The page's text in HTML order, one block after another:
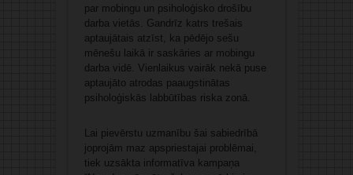
par mobingu un psiholoģisko drošību
darba vietās. Gandrīz katrs trešais
aptaujātais atzīst, ka pēdējo sešu
mēnešu laikā ir saskāries ar mobingu
darba vidē. Vienlaikus vairāk nekā puse
aptaujāto atrodas paaugstinātas
psiholoģiskās labbūtības riska zonā.
Lai pievērstu uzmanību šai sabiedrībā
joprojām maz apspriestajai problēmai,
tiek uzsākta informatīva kampaņa